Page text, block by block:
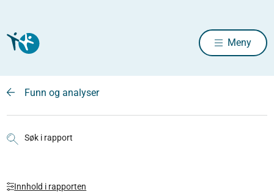
Meny
Funn og analyser
Søk i rapport
Innhold i rapporten